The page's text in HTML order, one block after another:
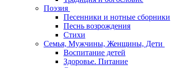
Поэзия
Песенники и нотные сборники
Песнь возрождения
Стихи
Семья, Мужчины, Женщины, Дети
Воспитание детей
Здоровье. Питание